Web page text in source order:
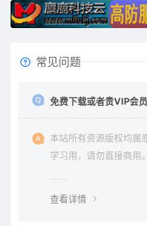
常见问题
免费下载或者贵VIP会
本站所有资源版权均属
学习用，请勿直接商用
查看详情